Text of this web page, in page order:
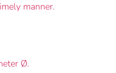
manner.
Ø.